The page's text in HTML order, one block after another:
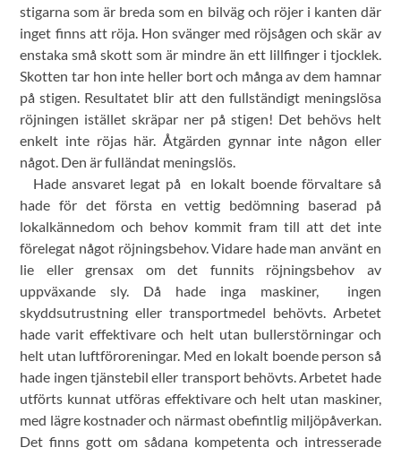
stigarna som är breda som en bilväg och röjer i kanten där
inget finns att röja. Hon svänger med röjsågen och skär av
enstaka små skott som är mindre än ett lillfinger i tjocklek.
Skotten tar hon inte heller bort och många av dem hamnar
på stigen. Resultatet blir att den fullständigt meningslösa
röjningen istället skräpar ner på stigen! Det behövs helt
enkelt inte röjas här. Åtgärden gynnar inte någon eller
något. Den är fulländat meningslös.
Hade ansvaret legat på en lokalt boende förvaltare så
hade för det första en vettig bedömning baserad på
lokalkännedom och behov kommit fram till att det inte
förelegat något röjningsbehov. Vidare hade man använt en
lie eller grensax om det funnits röjningsbehov av
uppväxande sly. Då hade inga maskiner, ingen
skyddsutrustning eller transportmedel behövts. Arbetet
hade varit effektivare och helt utan bullerstörningar och
helt utan luftföroreningar. Med en lokalt boende person så
hade ingen tjänstebil eller transport behövts. Arbetet hade
utförts kunnat utföras effektivare och helt utan maskiner,
med lägre kostnader och närmast obefintlig miljöpåverkan.
Det finns gott om sådana kompetenta och intresserade